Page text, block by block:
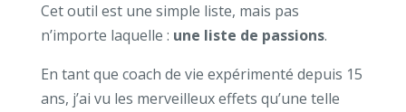
Cet outil est une simple liste, mais pas
n’importe laquelle : une liste de passions.
En tant que coach de vie expérimenté depuis 15
ans, j’ai vu les merveilleux effets qu’une telle